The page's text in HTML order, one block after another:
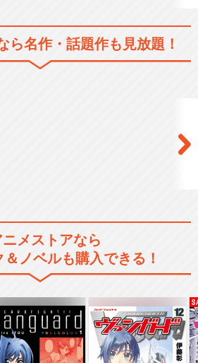
ら名作・話題作も見放題！
メストアなら
ノベルも購入できる！